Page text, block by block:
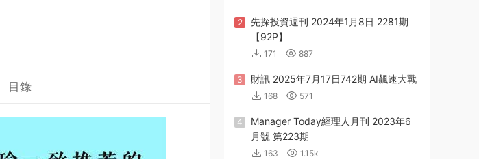
目錄
2
先探投資週刊 2024年1月8日 2281期
【92P】
171 887
3 財訊 2025年7月17日742期 AI飆速大戰
168 571
4
Manager Today經理人月刊 2023年6
月號 第223期
163 1.15k